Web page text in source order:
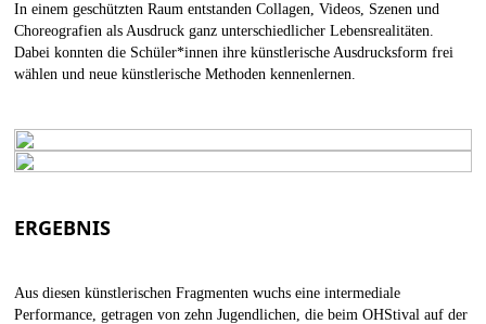
In einem geschützten Raum entstanden Collagen, Videos, Szenen und
Choreografien als Ausdruck ganz unterschiedlicher Lebensrealitäten.
Dabei konnten die Schüler*innen ihre künstlerische Ausdrucksform frei
wählen und neue künstlerische Methoden kennenlernen.
ERGEBNIS
Aus diesen künstlerischen Fragmenten wuchs eine intermediale
Performance, getragen von zehn Jugendlichen, die beim OHStival auf der